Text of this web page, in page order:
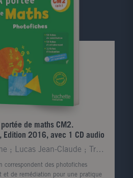
portée de maths CM2.
Edition 2016, avec 1 CD audio
Lucas Janine ; Lucas Jean-Claude ; Trossevin Marie
correspondent des photofiches
et de remédiation pour une pratique